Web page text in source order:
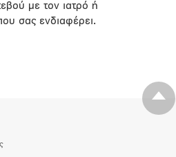
με τον ιατρό ή
σας ενδιαφέρει.